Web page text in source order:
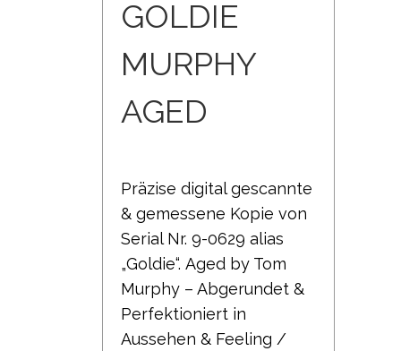
GOLDIE
MURPHY
AGED
Präzise digital gescannte
& gemessene Kopie von
Serial Nr. 9-0629 alias
„Goldie“. Aged by Tom
Murphy – Abgerundet &
Perfektioniert in
Aussehen & Feeling /